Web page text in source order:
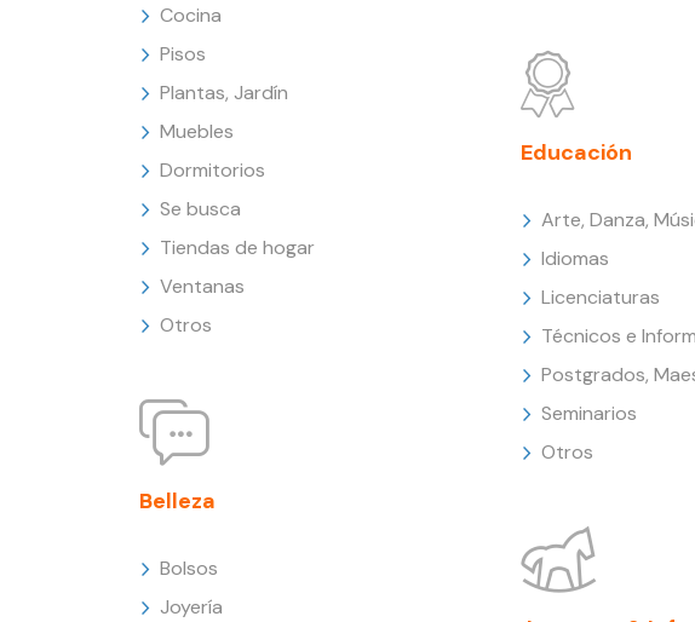
Cocina
Pisos
Plantas, Jardín
Muebles
Dormitorios
Se busca
Tiendas de hogar
Ventanas
Otros
Belleza
Bolsos
Joyería
Educación
Arte, Danza,
Idiomas
Licenciaturas
Técnicos e
Postgrados,
Seminarios
Otros